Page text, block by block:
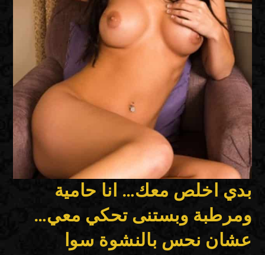
بدي اخلص معك… انا حامية
ومرطبة وبستنى تحكي معي…
عشان نحس بالنشوة سوا